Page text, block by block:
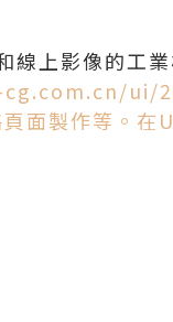
上影像的工業
ui/
面製作等。在